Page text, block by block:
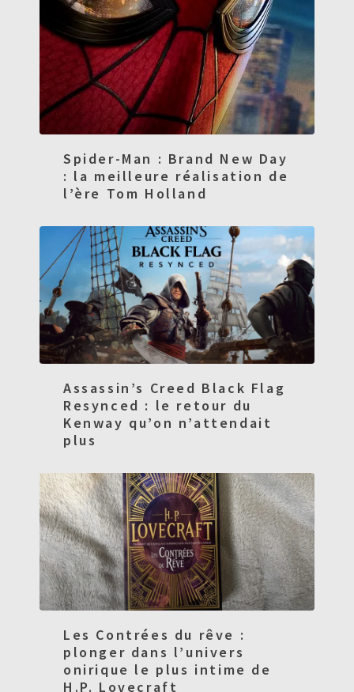
Spider-Man : Brand New Day
: la meilleure réalisation de
l’ère Tom Holland
Assassin’s Creed Black Flag
Resynced : le retour du
Kenway qu’on n’attendait
plus
Les Contrées du rêve :
plonger dans l’univers
onirique le plus intime de
H.P. Lovecraft